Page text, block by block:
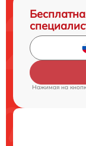
Нажимая на